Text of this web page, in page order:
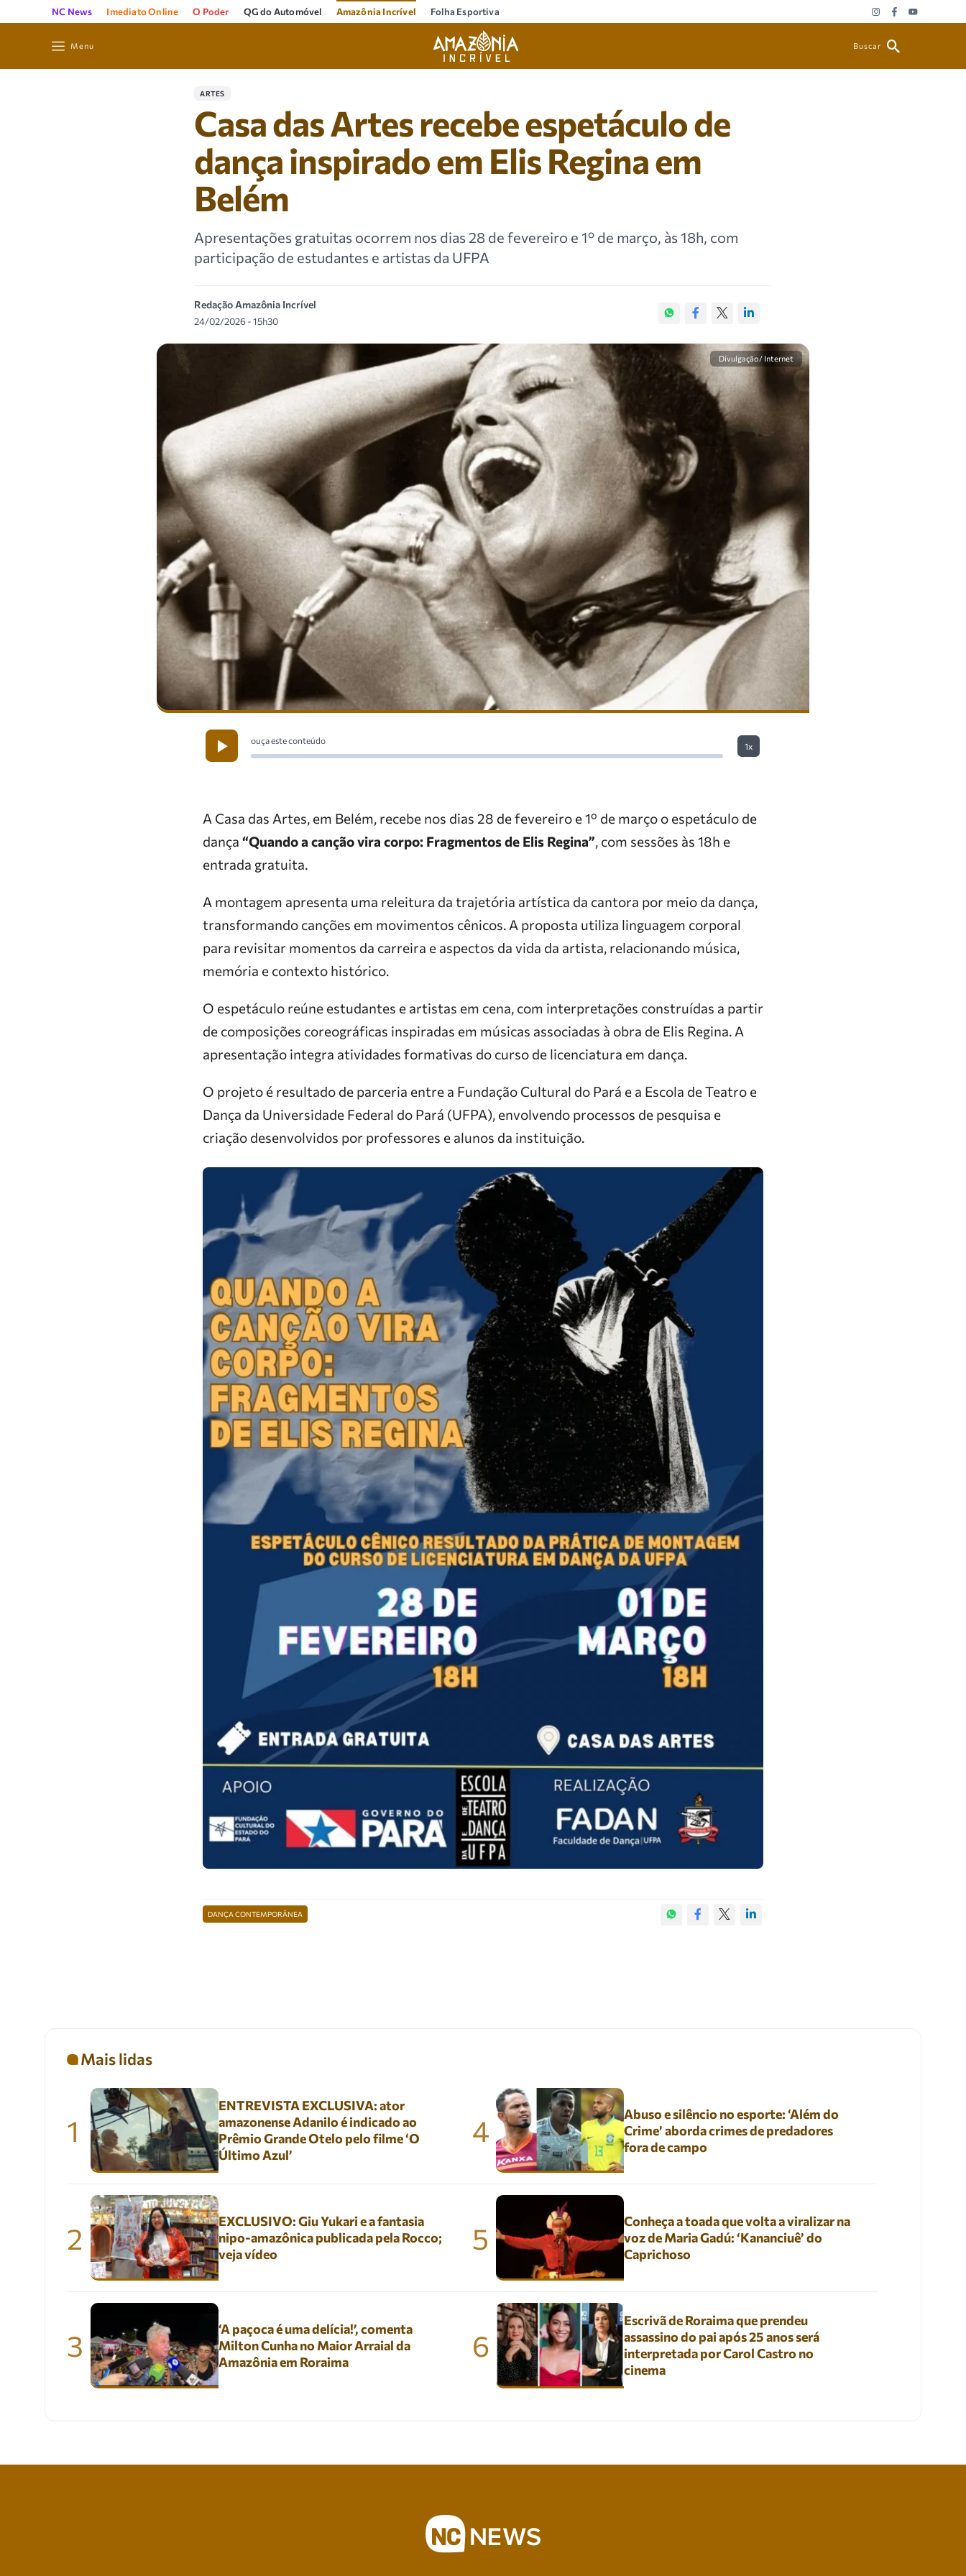
NC News Imediato Online O Poder QG do Automóvel Amazônia Incrível Folha Esportiva
Menu Buscar
ARTES
Casa das Artes recebe espetáculo de
dança inspirado em Elis Regina em
Belém
Apresentações gratuitas ocorrem nos dias 28 de fevereiro e 1º de março, às 18h, com
participação de estudantes e artistas da UFPA
Redação Amazônia Incrível
24/02/2026 - 15h30
Divulgação/ Internet
ouça este conteúdo
1x
A Casa das Artes, em Belém, recebe nos dias 28 de fevereiro e 1º de março o espetáculo de
dança “Quando a canção vira corpo: Fragmentos de Elis Regina”, com sessões às 18h e
entrada gratuita.
A montagem apresenta uma releitura da trajetória artística da cantora por meio da dança,
transformando canções em movimentos cênicos. A proposta utiliza linguagem corporal
para revisitar momentos da carreira e aspectos da vida da artista, relacionando música,
memória e contexto histórico.
O espetáculo reúne estudantes e artistas em cena, com interpretações construídas a partir
de composições coreográficas inspiradas em músicas associadas à obra de Elis Regina. A
apresentação integra atividades formativas do curso de licenciatura em dança.
O projeto é resultado de parceria entre a Fundação Cultural do Pará e a Escola de Teatro e
Dança da Universidade Federal do Pará (UFPA), envolvendo processos de pesquisa e
criação desenvolvidos por professores e alunos da instituição.
DANÇA CONTEMPORÂNEA
Mais lidas
1
ENTREVISTA EXCLUSIVA: ator
amazonense Adanilo é indicado ao
Prêmio Grande Otelo pelo filme ‘O
Último Azul’
2
EXCLUSIVO: Giu Yukari e a fantasia
nipo-amazônica publicada pela Rocco;
veja vídeo
3
‘A paçoca é uma delícia!’, comenta
Milton Cunha no Maior Arraial da
Amazônia em Roraima
4
Abuso e silêncio no esporte: ‘Além do
Crime’ aborda crimes de predadores
fora de campo
5
Conheça a toada que volta a viralizar na
voz de Maria Gadú: ‘Kananciuê’ do
Caprichoso
6
Escrivã de Roraima que prendeu
assassino do pai após 25 anos será
interpretada por Carol Castro no
cinema